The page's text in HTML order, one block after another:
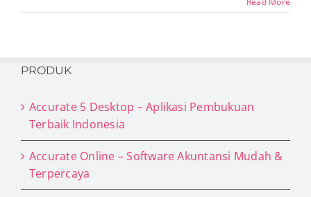
PRODUK
Accurate 5 Desktop – Aplikasi Pembukuan
Terbaik Indonesia
Accurate Online – Software Akuntansi Mudah &
Terpercaya